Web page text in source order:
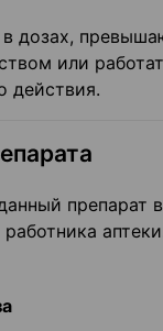
дозах,
или
действия.